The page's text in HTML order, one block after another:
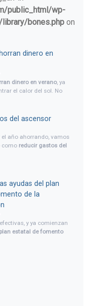
public_html/wp-
bones.phpon
dinero en
dinero en verano, ya
el calor del sol. No
propio del
y puertas de
del ascensor
el año ahorrando, vamos
como reducir gastos del
anuales de
propietarios que nos
ordinarias de
un gasto importante
del ascensor,
lineas de teléfonode
por normativa,
ayudas del plan
de la
y ya comienzan
estatal de fomento